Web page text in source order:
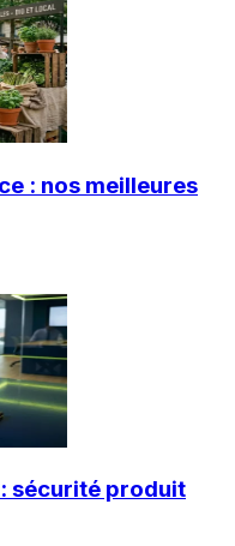
: nos meilleures
sécurité produit